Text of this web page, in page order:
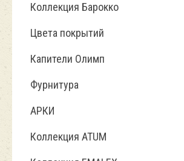
Коллекция Барокко
Цвета покрытий
Капители Олимп
Фурнитура
АРКИ
Коллекция ATUM